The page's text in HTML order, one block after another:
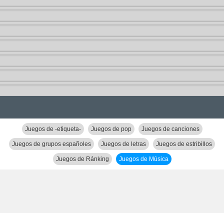
Juegos de -etiqueta- Juegos de pop Juegos de canciones
Juegos de grupos españoles Juegos de letras Juegos de estribillos
Juegos de Ránking Juegos de Música